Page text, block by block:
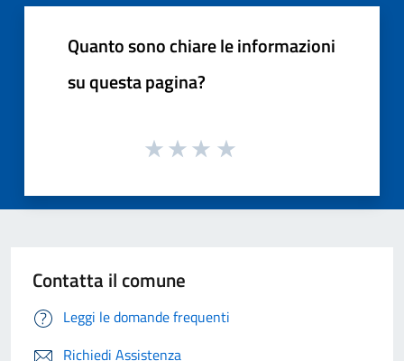
Quanto sono chiare le informazioni
su questa pagina?
Contatta il comune
Leggi le domande frequenti
Richiedi Assistenza